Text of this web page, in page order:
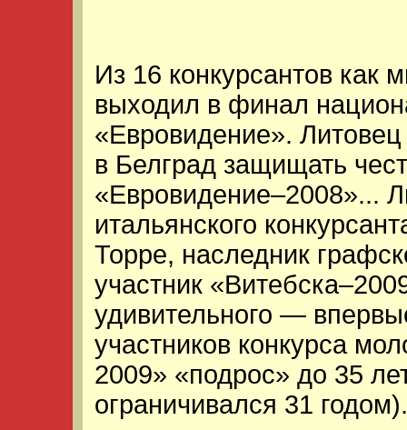
Из 16 конкурсантов как
выходил в финал
«Евровидение».
в Белград защищать
«Евровидение–2008»...
итальянского
Торре, наследник
участник
удивительного —
участников конкурса
2009» «подрос» до 35
ограничивался 31 годом).